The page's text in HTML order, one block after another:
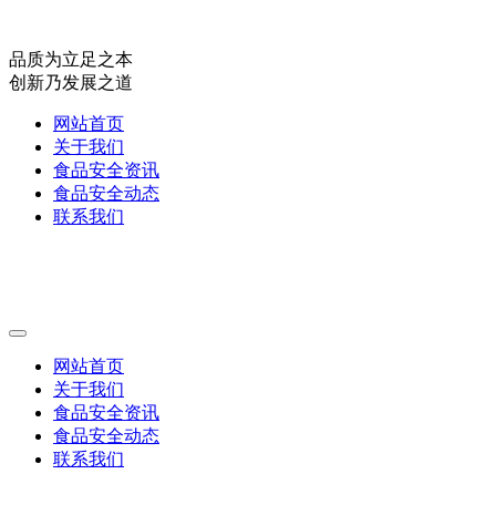
品质为立足之本
创新乃发展之道
网站首页
关于我们
食品安全资讯
食品安全动态
联系我们
网站首页
关于我们
食品安全资讯
食品安全动态
联系我们